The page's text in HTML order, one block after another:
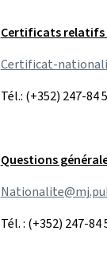
Certificats relatifs
Certificat-
Tél.: (+352) 247-84
Questions
Tél. : (+352) 247-84